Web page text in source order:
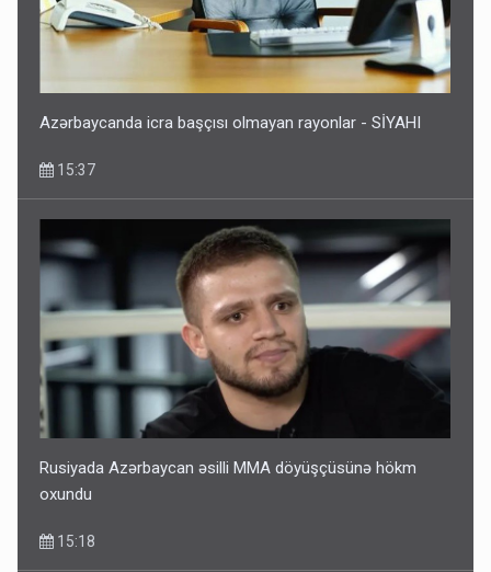
Azərbaycanda icra başçısı olmayan rayonlar - SİYAHI
15:37
Rusiyada Azərbaycan əsilli MMA döyüşçüsünə hökm
oxundu
15:18